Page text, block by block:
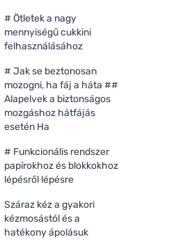
# Ötletek a nagy
mennyiségű cukkini
felhasználásához
# Jak se beztonosan
mozogni, ha fáj a háta ##
Alapelvek a biztonságos
mozgáshoz hátfájás
esetén Ha
# Funkcionális rendszer
papírokhoz és blokkokhoz
lépésről lépésre
Száraz kéz a gyakori
kézmosástól és a
hatékony ápolásuk